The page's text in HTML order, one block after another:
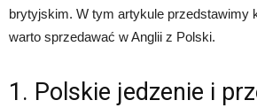
brytyjskim. W tym artykule przedstawimy
warto sprzedawać w Anglii z Polski.
1. Polskie jedzenie i